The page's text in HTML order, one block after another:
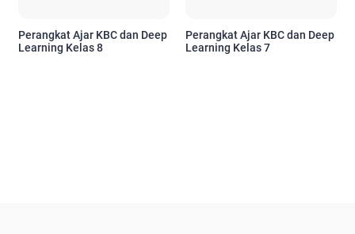
Perangkat Ajar KBC dan Deep
Learning Kelas 8
Perangkat Ajar KBC dan Deep
Learning Kelas 7